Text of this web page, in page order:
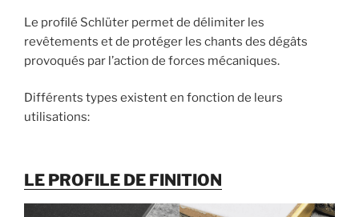
Le profilé Schlüter permet de délimiter les
revêtements et de protéger les chants des dégâts
provoqués par l’action de forces mécaniques.
Différents types existent en fonction de leurs
utilisations:
LE PROFILE DE FINITION